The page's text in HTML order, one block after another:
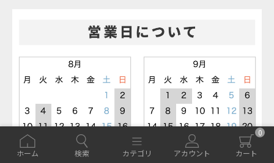
ホーム 検索 カテゴリ アカウント
0
カート